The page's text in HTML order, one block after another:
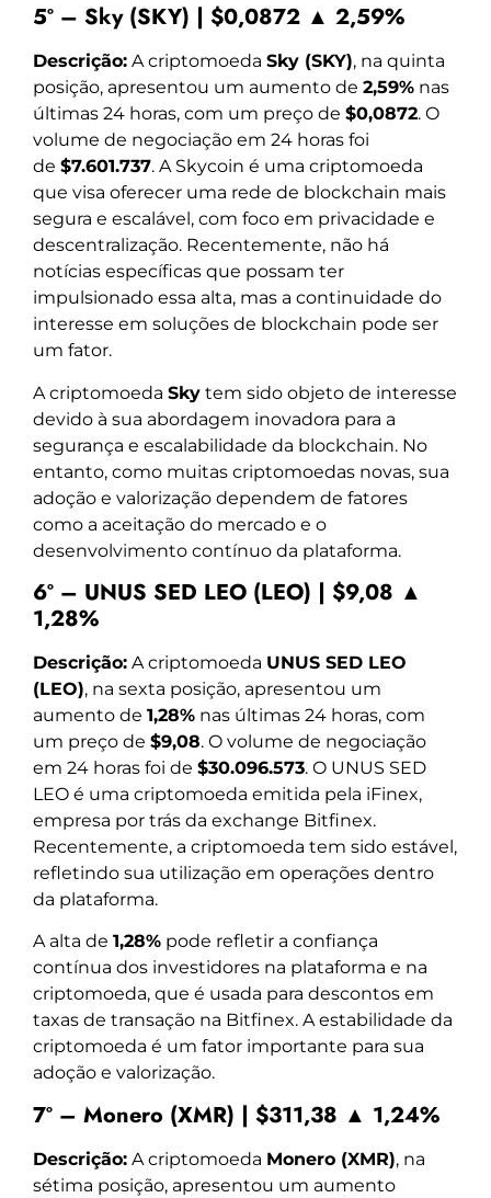
5º – Sky (SKY) | $0,0872 ▲ 2,59%
Descrição: A criptomoeda Sky (SKY), na quinta
posição, apresentou um aumento de 2,59% nas
últimas 24 horas, com um preço de $0,0872. O
volume de negociação em 24 horas foi
de $7.601.737. A Skycoin é uma criptomoeda
que visa oferecer uma rede de blockchain mais
segura e escalável, com foco em privacidade e
descentralização. Recentemente, não há
notícias específicas que possam ter
impulsionado essa alta, mas a continuidade do
interesse em soluções de blockchain pode ser
um fator.
A criptomoeda Sky tem sido objeto de interesse
devido à sua abordagem inovadora para a
segurança e escalabilidade da blockchain. No
entanto, como muitas criptomoedas novas, sua
adoção e valorização dependem de fatores
como a aceitação do mercado e o
desenvolvimento contínuo da plataforma.
6º – UNUS SED LEO (LEO) | $9,08 ▲
1,28%
Descrição: A criptomoeda UNUS SED LEO
(LEO), na sexta posição, apresentou um
aumento de 1,28% nas últimas 24 horas, com
um preço de $9,08. O volume de negociação
em 24 horas foi de $30.096.573. O UNUS SED
LEO é uma criptomoeda emitida pela iFinex,
empresa por trás da exchange Bitfinex.
Recentemente, a criptomoeda tem sido estável,
refletindo sua utilização em operações dentro
da plataforma.
A alta de 1,28% pode refletir a confiança
contínua dos investidores na plataforma e na
criptomoeda, que é usada para descontos em
taxas de transação na Bitfinex. A estabilidade da
criptomoeda é um fator importante para sua
adoção e valorização.
7º – Monero (XMR) | $311,38 ▲ 1,24%
Descrição: A criptomoeda Monero (XMR), na
sétima posição, apresentou um aumento